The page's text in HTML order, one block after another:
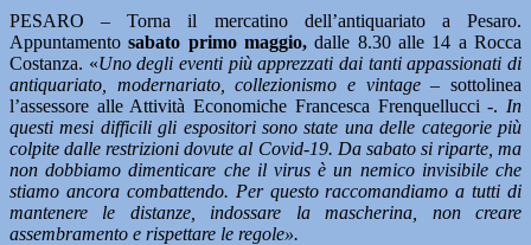
PESARO – Torna il mercatino dell’antiquariato a Pesaro.
Appuntamentosabato primo maggio, dalle 8.30 alle 14 a Rocca
Costanza. «Uno degli eventi più apprezzati dai tanti appassionati di
antiquariato, modernariato, collezionismo e vintage – sottolinea
l’assessore alle Attività Economiche Francesca Frenquellucci -. In
questi mesi difficili gli espositori sono state una delle categorie più
colpite dalle restrizioni dovute al Covid-19. Da sabato si riparte, ma
non dobbiamo dimenticare che il virus è un nemico invisibile che
stiamo ancora combattendo. Per questo raccomandiamo a tutti di
mantenere le distanze, indossare la mascherina, non creare
assembramento e rispettare le regole».